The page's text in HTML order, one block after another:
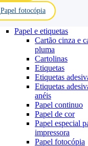
Papel fotocópia
Papel e etiquetas
Cartão cinza e
pluma
Cartolinas
Etiquetas
Etiquetas
Etiquetas
anéis
Papel continuo
Papel de cor
Papel especial
impressora
Papel fotocópia